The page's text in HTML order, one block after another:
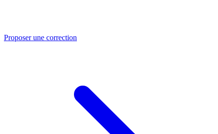
Proposer une correction